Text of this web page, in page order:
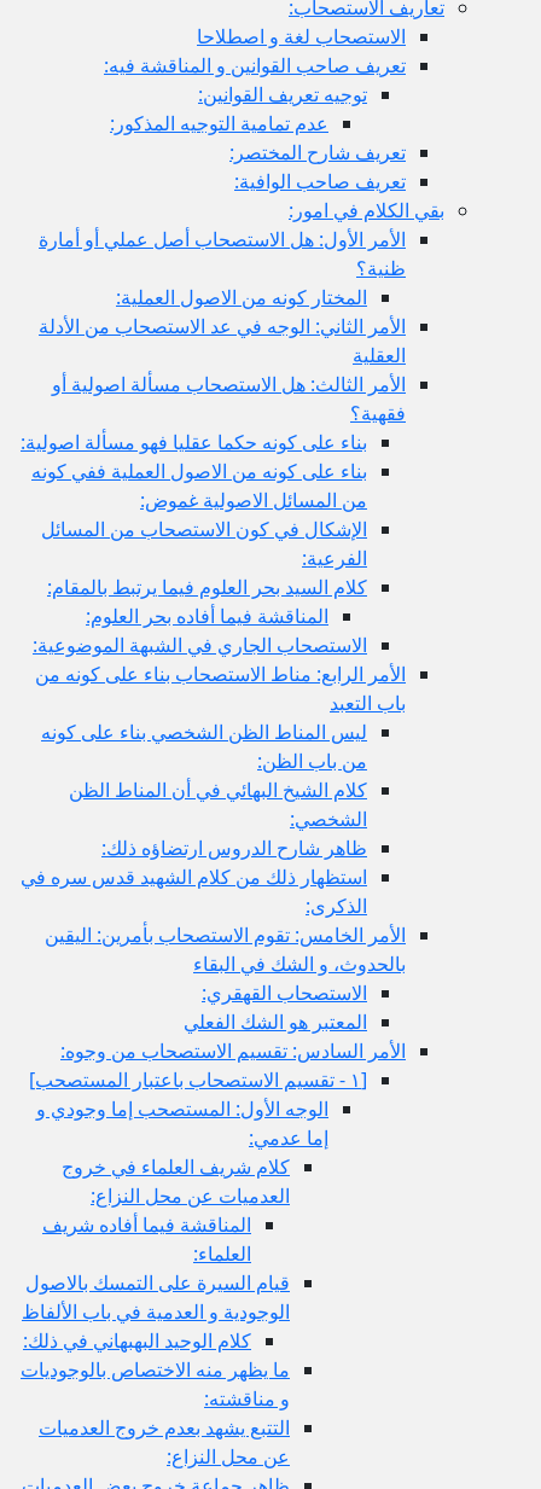
تعاريف الاستصحاب:
الاستصحاب لغة و اصطلاحا
تعريف صاحب القوانين و المناقشة فيه:
توجيه تعريف القوانين:
عدم تمامية التوجيه المذكور:
تعريف شارح المختصر:
تعريف صاحب الوافية:
بقي الكلام في امور:
الأمر الأول: هل الاستصحاب أصل عملي أو أمارة
ظنية؟
المختار كونه من الاصول العملية:
الأمر الثاني: الوجه في عد الاستصحاب من الأدلة
العقلية
الأمر الثالث: هل الاستصحاب مسألة اصولية أو
فقهية؟
بناء على كونه حكما عقليا فهو مسألة اصولية:
بناء على كونه من الاصول العملية ففي كونه
من المسائل الاصولية غموض:
الإشكال في كون الاستصحاب من المسائل
الفرعية:
كلام السيد بحر العلوم فيما يرتبط بالمقام:
المناقشة فيما أفاده بحر العلوم:
الاستصحاب الجاري في الشبهة الموضوعية:
الأمر الرابع: مناط الاستصحاب بناء على كونه من
باب التعبد
ليس المناط الظن الشخصي بناء على كونه
من باب الظن:
كلام الشيخ البهائي في أن المناط الظن
الشخصي:
ظاهر شارح الدروس ارتضاؤه ذلك:
استظهار ذلك من كلام الشهيد قدس سره في
الذكرى:
الأمر الخامس: تقوم الاستصحاب بأمرين: اليقين
بالحدوث، و الشك في البقاء
الاستصحاب القهقري:
المعتبر هو الشك الفعلي
الأمر السادس: تقسيم الاستصحاب من وجوه:
[١ - تقسيم الاستصحاب باعتبار المستصحب‏]
الوجه الأول: المستصحب إما وجودي و
إما عدمي:
كلام شريف العلماء في خروج
العدميات عن محل النزاع:
المناقشة فيما أفاده شريف
العلماء:
قيام السيرة على التمسك بالاصول
الوجودية و العدمية في باب الألفاظ
كلام الوحيد البهبهاني في ذلك:
ما يظهر منه الاختصاص بالوجوديات
و مناقشته:
التتبع يشهد بعدم خروج العدميات
عن محل النزاع: